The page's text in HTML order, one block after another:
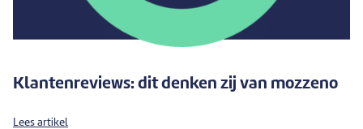
Klantenreviews: dit denken zij van mozzeno
Lees artikel